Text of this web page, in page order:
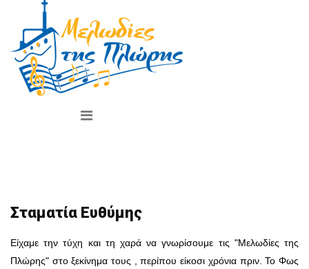
ΛΕΥΚΩΜΑ Σταματία Ευθύμης
Σταματία Ευθύμης
Είχαμε την τύχη και τη χαρά να γνωρίσουμε τις "Μελωδίες της
Πλώρης" στο ξεκίνημα τους , περίπου είκοσι χρόνια πριν. Το Φως